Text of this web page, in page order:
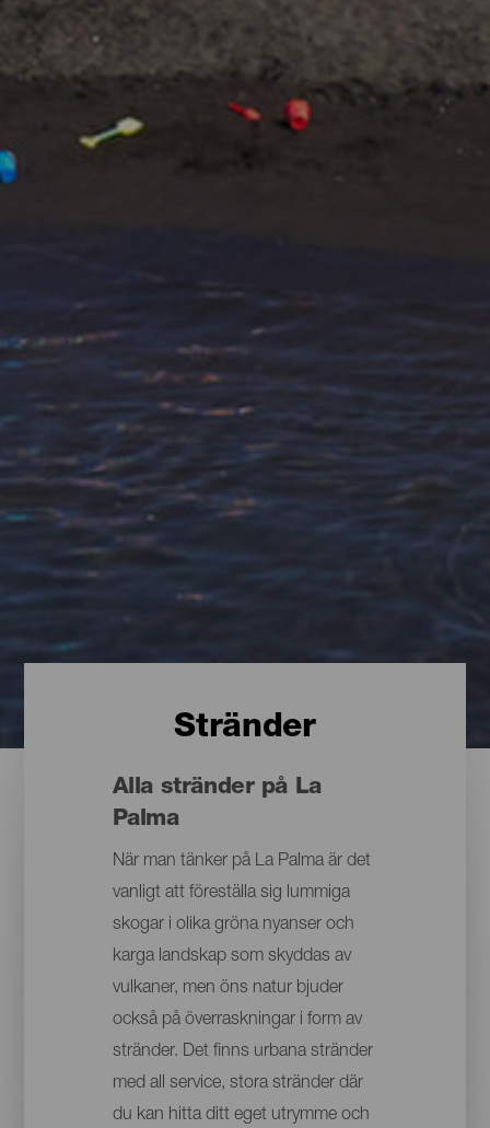
Stränder
Alla stränder på La
Palma
När man tänker på La Palma är det
vanligt att föreställa sig lummiga
skogar i olika gröna nyanser och
karga landskap som skyddas av
vulkaner, men öns natur bjuder
också på överraskningar i form av
stränder. Det finns urbana stränder
med all service, stora stränder där
du kan hitta ditt eget utrymme och